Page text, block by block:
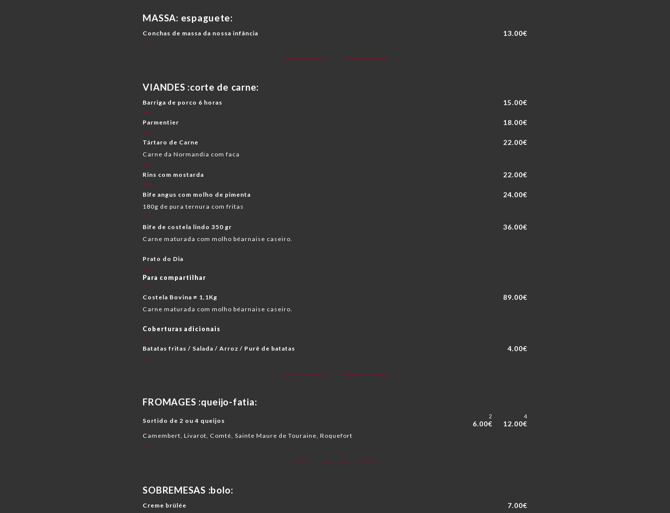
MASSA: espaguete:
Conchas de massa da nossa infância 13.00€
VIANDES :corte de carne:
Barriga de porco 6 horas 15.00€
Parmentier 18.00€
Tártaro de Carne 22.00€
Carne da Normandia com faca
Rins com mostarda 22.00€
Bife angus com molho de pimenta 24.00€
180g de pura ternura com fritas
Bife de costela lindo 350 gr 36.00€
Carne maturada com molho béarnaise caseiro.
Prato do Dia
Para compartilhar
Costela Bovina ≠ 1,1Kg 89.00€
Carne maturada com molho béarnaise caseiro.
Coberturas adicionais
Batatas fritas / Salada / Arroz / Purê de batatas 4.00€
FROMAGES :queijo-fatia:
Sortido de 2 ou 4 queijos
2
6.00€
4
12.00€
Camembert, Livarot, Comté, Sainte Maure de Touraine, Roquefort
SOBREMESAS :bolo:
Creme brûlée 7.00€